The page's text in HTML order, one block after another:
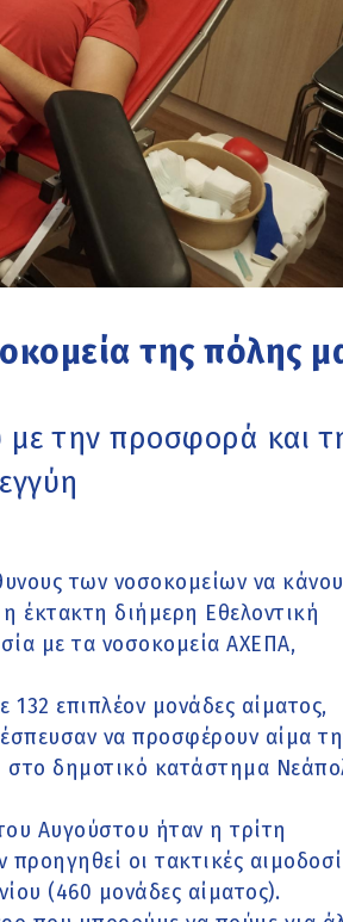
της πόλης
με την προσφορά και
των νοσοκομείων να
έκτακτη διήμερη Εθελοντική
με τα νοσοκομεία ΑΧΕΠΑ,
επιπλέον μονάδες αίματος,
να προσφέρουν αίμα
στο δημοτικό κατάστημα
Αυγούστου ήταν η τρίτη
οι τακτικές
(460 μονάδες αίματος).